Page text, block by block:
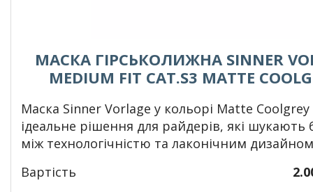
МАСКА ГІРСЬКОЛИЖНА SINNER
MEDIUM FIT CAT.S3 MATTE
Маска Sinner Vorlage у кольорі Matte
ідеальне рішення для райдерів, які шукають
між технологічністю та лаконічним
Вартість